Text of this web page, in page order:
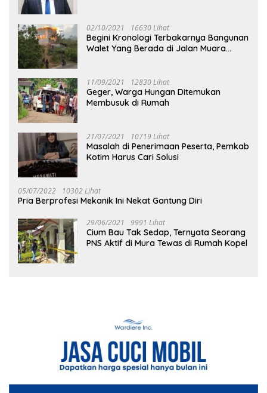
02/10/2021 16630 Lihat
Begini Kronologi Terbakarnya Bangunan
Walet Yang Berada di Jalan Muara
11/09/2021 12830 Lihat
Geger, Warga Hungan Ditemukan
Membusuk di Rumah
21/07/2021 10719 Lihat
Masalah di Penerimaan Peserta, Pemkab
Kotim Harus Cari Solusi
05/07/2022 10302 Lihat
Pria Berprofesi Mekanik Ini Nekat Gantung Diri
29/06/2021 9991 Lihat
Cium Bau Tak Sedap, Ternyata Seorang
PNS Aktif di Mura Tewas di Rumah Kopel